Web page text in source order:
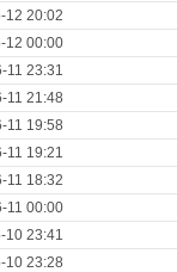
12 20:02
12 00:00
11 23:31
11 21:48
11 19:58
11 19:21
11 18:32
11 00:00
10 23:41
10 23:28